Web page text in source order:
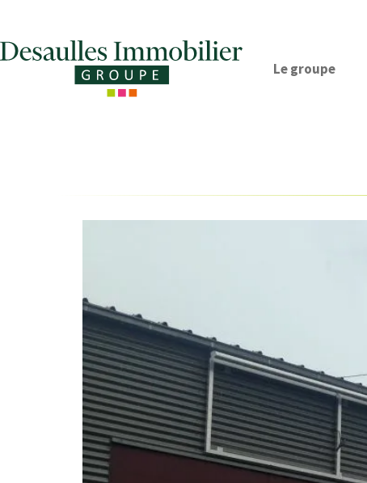
Le groupe